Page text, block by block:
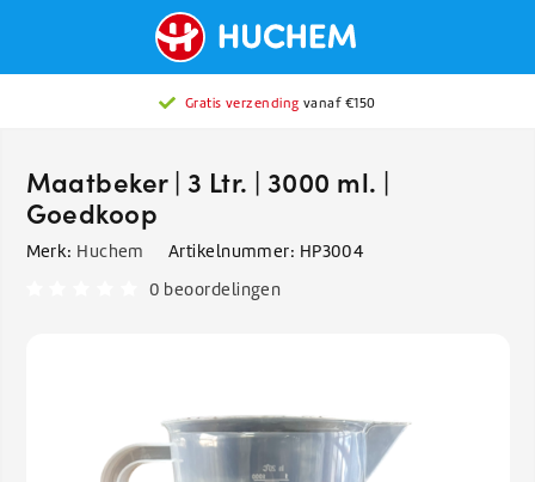
Gratis verzending vanaf €150
Maatbeker | 3 Ltr. | 3000 ml. |
Goedkoop
Merk: Huchem Artikelnummer: HP3004
0 beoordelingen